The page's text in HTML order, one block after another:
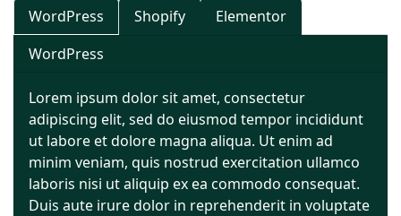
WordPress
Shopify
Elementor
WordPress
Lorem ipsum dolor sit amet, consectetur
adipiscing elit, sed do eiusmod tempor incididunt
ut labore et dolore magna aliqua. Ut enim ad
minim veniam, quis nostrud exercitation ullamco
laboris nisi ut aliquip ex ea commodo consequat.
Duis aute irure dolor in reprehenderit in voluptate